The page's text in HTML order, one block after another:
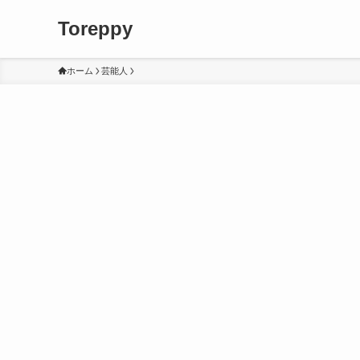
Toreppy
ホーム 芸能人